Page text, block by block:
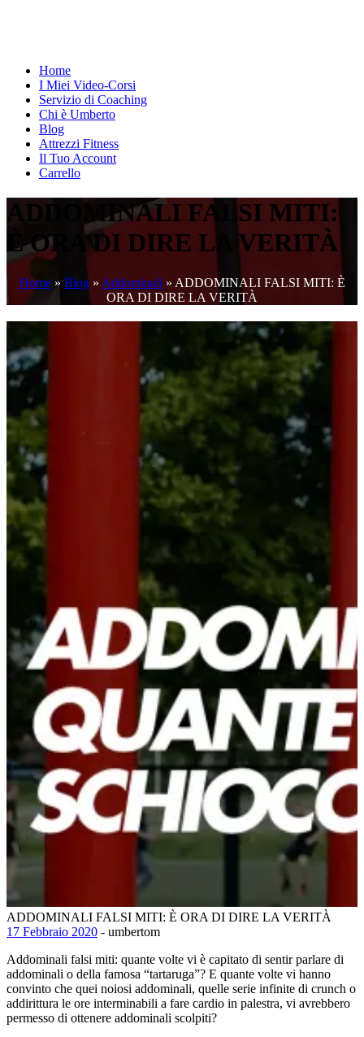
Home
I Miei Video-Corsi
Servizio di Coaching
Chi è Umberto
Blog
Attrezzi Fitness
Il Tuo Account
Carrello
ADDOMINALI FALSI MITI:
È ORA DI DIRE LA VERITÀ
Home» Blog» Addominali » ADDOMINALI FALSI MITI: È
ORA DI DIRE LA VERITÀ
ADDOMINALI FALSI MITI: È ORA DI DIRE LA VERITÀ
17 Febbraio 2020 - umbertom
Addominali falsi miti: quante volte vi è capitato di sentir parlare di
addominali o della famosa “tartaruga”? E quante volte vi hanno
convinto che quei noiosi addominali, quelle serie infinite di crunch o
addirittura le ore interminabili a fare cardio in palestra, vi avrebbero
permesso di ottenere addominali scolpiti?